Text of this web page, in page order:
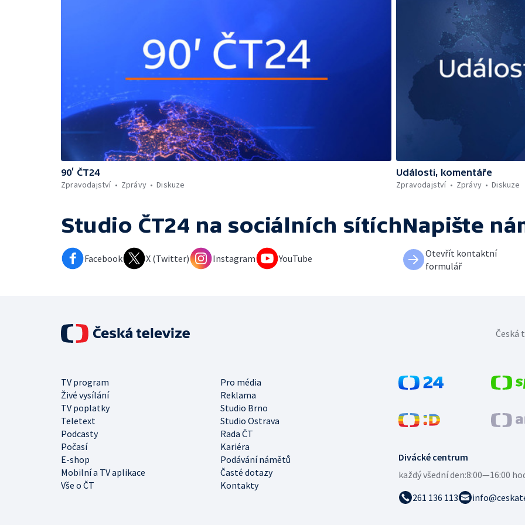
90’ ČT24
Zpravodajství
Zprávy Diskuze
Události, komentáře
Zpravodajství
Zprávy Diskuze
Studio ČT24 na sociálních sítích
Facebook X (Twitter) Instagram YouTube
Napište
Otevřít kontaktní
formulář
Divácké centrum
každý všední den:8:00—16:00
261 136 113
TV program
Pro média
Živé vysílání
Reklama
TV poplatky
Studio Brno
Teletext
Studio Ostrava
Podcasty
Rada ČT
Počasí
Kariéra
E-shop
Podávání námětů
Mobilní a TV aplikace
Časté dotazy
Vše o ČT
Kontakty
Česká